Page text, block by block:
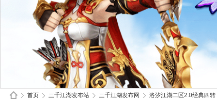
首页 三千江湖发布站 三千江湖发布网 洛汐江湖二区2.0经典四